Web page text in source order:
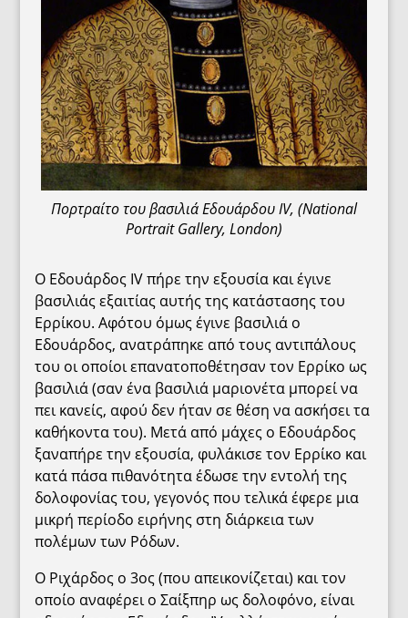
Πορτραίτο του βασιλιά Εδουάρδου IV, (National
Portrait Gallery, London)
Ο Εδουάρδος IV πήρε την εξουσία και έγινε
βασιλιάς εξαιτίας αυτής της κατάστασης του
Ερρίκου. Αφότου όμως έγινε βασιλιά ο
Εδουάρδος, ανατράπηκε από τους αντιπάλους
του οι οποίοι επανατοποθέτησαν τον Ερρίκο ως
βασιλιά (σαν ένα βασιλιά μαριονέτα μπορεί να
πει κανείς, αφού δεν ήταν σε θέση να ασκήσει τα
καθήκοντα του). Μετά από μάχες ο Εδουάρδος
ξαναπήρε την εξουσία, φυλάκισε τον Ερρίκο και
κατά πάσα πιθανότητα έδωσε την εντολή της
δολοφονίας του, γεγονός που τελικά έφερε μια
μικρή περίοδο ειρήνης στη διάρκεια των
πολέμων των Ρόδων.
Ο Ριχάρδος ο 3ος (που απεικονίζεται) και τον
οποίο αναφέρει ο Σαίξπηρ ως δολοφόνο, είναι